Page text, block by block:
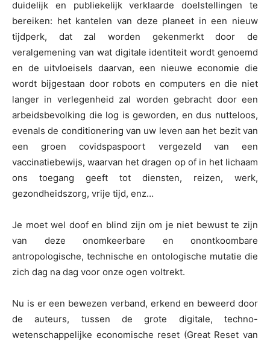
duidelijk en publiekelijk verklaarde doelstellingen te
bereiken: het kantelen van deze planeet in een nieuw
tijdperk, dat zal worden gekenmerkt door de
veralgemening van wat digitale identiteit wordt genoemd
en de uitvloeisels daarvan, een nieuwe economie die
wordt bijgestaan door robots en computers en die niet
langer in verlegenheid zal worden gebracht door een
arbeidsbevolking die log is geworden, en dus nutteloos,
evenals de conditionering van uw leven aan het bezit van
een groen covidspaspoort vergezeld van een
vaccinatiebewijs, waarvan het dragen op of in het lichaam
ons toegang geeft tot diensten, reizen, werk,
gezondheidszorg, vrije tijd, enz…
Je moet wel doof en blind zijn om je niet bewust te zijn
van deze onomkeerbare en onontkoombare
antropologische, technische en ontologische mutatie die
zich dag na dag voor onze ogen voltrekt.
Nu is er een bewezen verband, erkend en beweerd door
de auteurs, tussen de grote digitale, techno-
wetenschappelijke economische reset (Great Reset van